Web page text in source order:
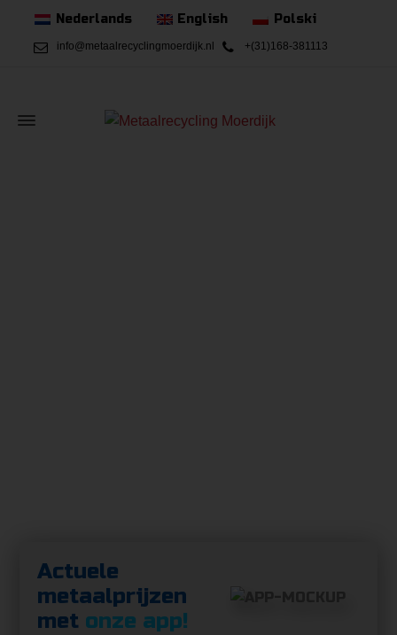
Nederlands English Polski
info@metaalrecyclingmoerdijk.nl +(31)168-381113
Actuele
metaalprijzen
met onze app!